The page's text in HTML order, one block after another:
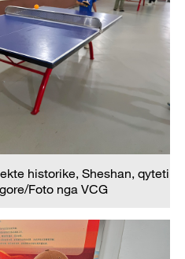
historike, Sheshan, qyteti
Foto nga VCG